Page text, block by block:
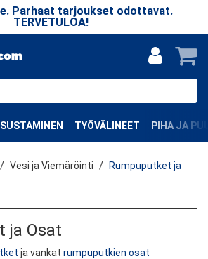
Parhaat tarjoukset odottavat.
TERVETULOA!
TYÖVÄLINEET PIHA JA
Vesi ja Viemäröinti Rumpuputket ja
ja Osat
ja vankat rumpuputkien osat